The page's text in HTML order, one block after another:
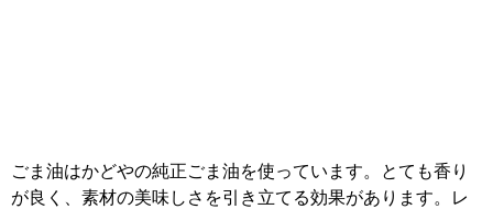
ごま油はかどやの純正ごま油を使っています。とても香り
が良く、素材の美味しさを引き立てる効果があります。レ